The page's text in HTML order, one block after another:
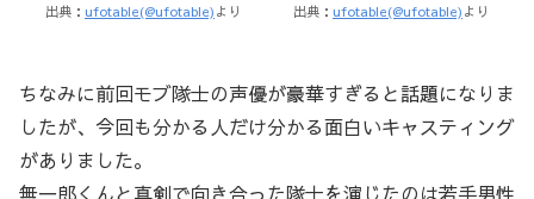
出典： ufotable(@ufotable) より 出典： ufotable(@ufotable) より
ちなみに前回モブ隊士の声優が豪華すぎると話題になりま
したが、今回も分かる人だけ分かる面白いキャスティング
がありました。
無一郎くんと真剣で向き合った隊士を演じたのは若手男性